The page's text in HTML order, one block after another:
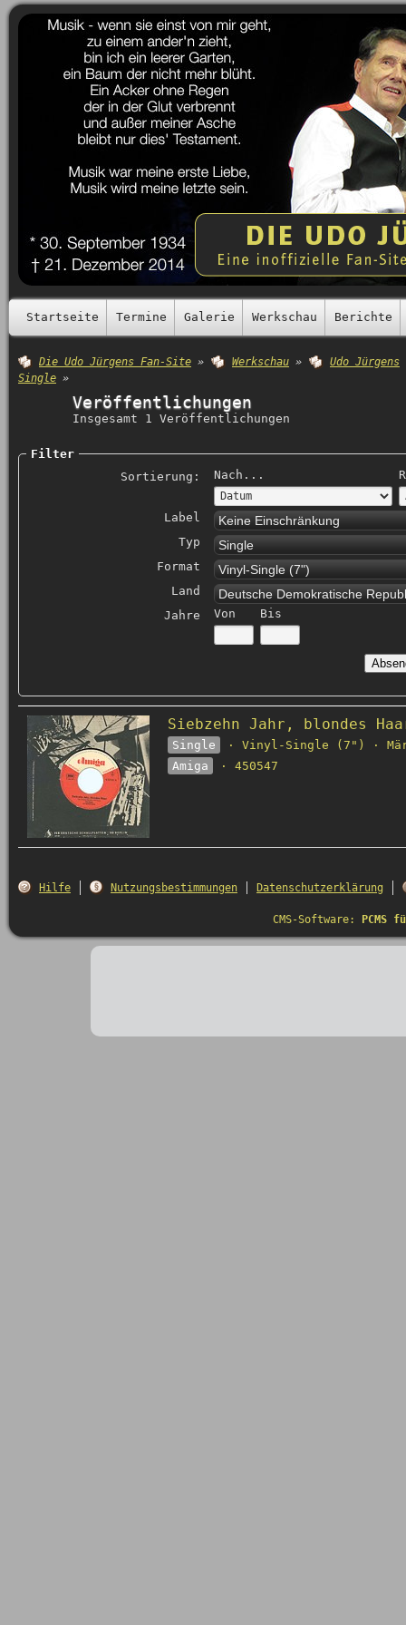
Startseite Termine Galerie Werkschau Berichte
Die Udo Jürgens Fan-Site » Werkschau » Udo Jürgens
Single »
Veröffentlichungen
Insgesamt 1 Veröffentlichungen
Filter
Sortierung:
Nach...
Label Keine Einschränkung
Typ Single
Format Vinyl-Single (7")
Land Deutsche Demokratische
Jahre Von Bis
Siebzehn Jahr, blondes
Single
· Vinyl-Single (7") ·
Amiga
· 450547
Hilfe Nutzungsbestimmungen Datenschutzerklärung
CMS-Software: PCMS